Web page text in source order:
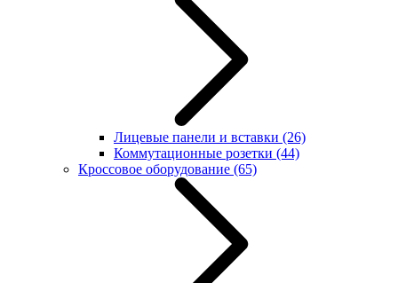
Лицевые панели и вставки (26)
Коммутационные розетки (44)
Кроссовое оборудование (65)